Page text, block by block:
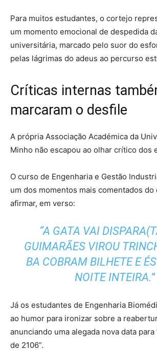
Para muitos estudantes, o cortejo
um momento emocional de despedida
universitária, marcado pelo suor do
pelas lágrimas do adeus ao percurso
Críticas internas
marcaram o desfile
A própria Associação Académica da
Minho não escapou ao olhar crítico dos
O curso de Engenharia e Gestão
um dos momentos mais comentados do
afirmar, em verso:
“A GATA VAI
GUIMARÃES VIROU
BA COBRAM BILHETE E
NOITE INTEIRA.”
Já os estudantes de Engenharia
ao humor para ironizar sobre a
anunciando uma alegada nova data
de 2106”.